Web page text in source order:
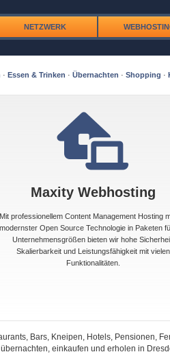
NETZWERK
· Essen & Trinken · Übernachten · Shopping ·
Maxity Webhosting
Mit professionellem Content Management Hosting
modernster Open Source Technologie in Paketen
Unternehmensgrößen bieten wir hohe
Skalierbarkeit und Leistungsfähigkeit mit vielen
Funktionalitäten.
Bars, Kneipen, Hotels, Pensionen,
einkaufen und erholen in